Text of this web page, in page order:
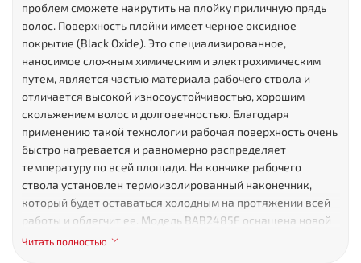
проблем сможете накрутить на плойку приличную прядь
волос. Поверхность плойки имеет черное оксидное
покрытие (Black Oxide). Это специализированное,
наносимое сложным химическим и электрохимическим
путем, является частью материала рабочего ствола и
отличается высокой износоустойчивостью, хорошим
скольжением волос и долговечностью. Благодаря
применению такой технологии рабочая поверхность очень
быстро нагревается и равномерно распределяет
температуру по всей площади. На кончике рабочего
ствола установлен термоизолированный наконечник,
который будет оставаться холодным на протяжении всей
работы и облегчит ее. Модель BAB2485E оснащена новой
надежной электроникой, которая обеспечивает высокую
Читать полностью